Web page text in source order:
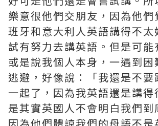
樂意很他們交朋友，因為他們
班牙和意大利人英語講得不太
試有努力去講英語。但是可能
或是說我個人本身，一遇到困
逃避，好像說：「我還是不要
一起了，因為我英語還是講得
是其實英國人不會明白我們到